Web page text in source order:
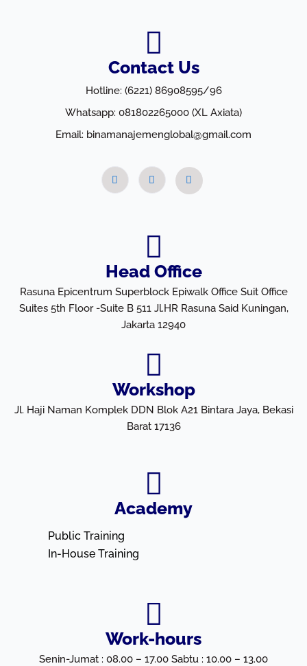
Contact Us
Hotline: (6221) 86908595/96
Whatsapp: 081802265000 (XL Axiata)
Email: binamanajemenglobal@gmail.com
Head Office
Rasuna Epicentrum Superblock Epiwalk Office Suit Office
Suites 5th Floor -Suite B 511 Jl.HR Rasuna Said Kuningan,
Jakarta 12940
Workshop
Jl. Haji Naman Komplek DDN Blok A21 Bintara Jaya, Bekasi
Barat 17136
Academy
Public Training
In-House Training
Work-hours
Senin-Jumat : 08.00 – 17.00 Sabtu : 10.00 – 13.00